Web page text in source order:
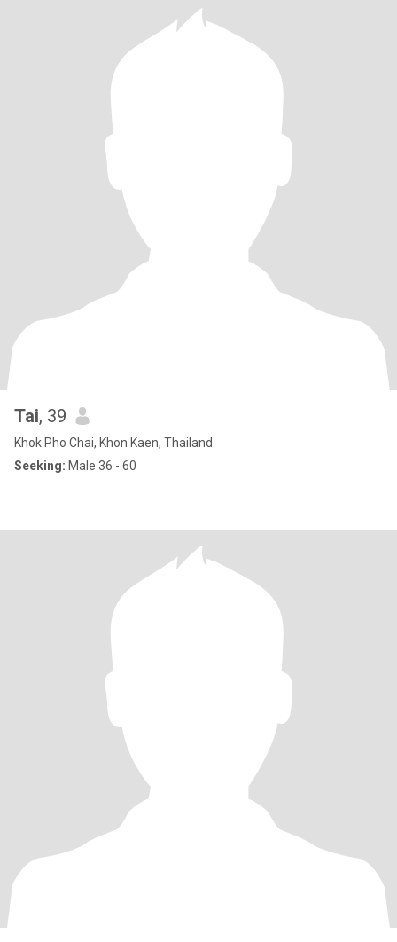
Tai, 39
Khok Pho Chai, Khon Kaen, Thailand
Seeking: Male 36 - 60